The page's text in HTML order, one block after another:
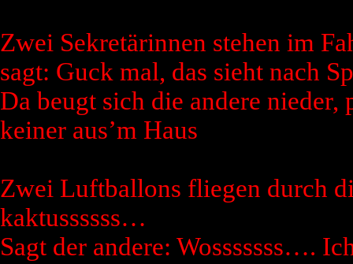
Zwei Sekretärinnen stehen im
sagt: Guck mal, das sieht nach
Da beugt sich die andere
keiner aus’m Haus
Zwei Luftballons fliegen durch
kaktussssss…
Sagt der andere: Wosssssss….